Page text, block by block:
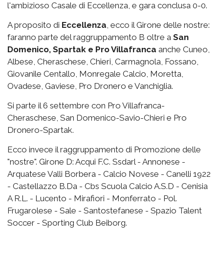
l'ambizioso Casale di Eccellenza, e gara conclusa 0-0.
A proposito di Eccellenza, ecco il Girone delle nostre:
faranno parte del raggruppamento B oltre a San
Domenico, Spartak e Pro Villafranca anche Cuneo,
Albese, Cheraschese, Chieri, Carmagnola, Fossano,
Giovanile Centallo, Monregale Calcio, Moretta,
Ovadese, Gaviese, Pro Dronero e Vanchiglia.
Si parte il 6 settembre con Pro Villafranca-
Cheraschese, San Domenico-Savio-Chieri e Pro
Dronero-Spartak.
Ecco invece il raggruppamento di Promozione delle
"nostre". Girone D: Acqui F.C. Ssdarl - Annonese -
Arquatese Valli Borbera - Calcio Novese - Canelli 1922
- Castellazzo B.Da - Cbs Scuola Calcio A.S.D - Cenisia
A R.L. - Lucento - Mirafiori - Monferrato - Pol.
Frugarolese - Sale - Santostefanese - Spazio Talent
Soccer - Sporting Club Beiborg.